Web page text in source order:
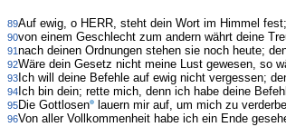
89Auf ewig, o HERR, steht dein Wort im Himmel fest;
90von einem Geschlecht zum andern währt deine
91nach deinen Ordnungen stehen sie noch heute;
92Wäre dein Gesetz nicht meine Lust gewesen, so
93 Ich will deine Befehle auf ewig nicht vergessen;
94 Ich bin dein; rette mich, denn ich habe deine
95Die Gottlosen lauern mir auf, um mich zu
96Von aller Vollkommenheit habe ich ein Ende